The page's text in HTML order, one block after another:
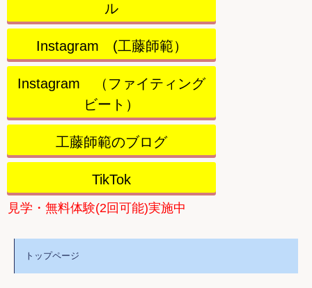
ル
Instagram (工藤師範）
Instagram （ファイティング
ビート）
工藤師範のブログ
TikTok
見学・無料体験(2回可能)実施中
トップページ